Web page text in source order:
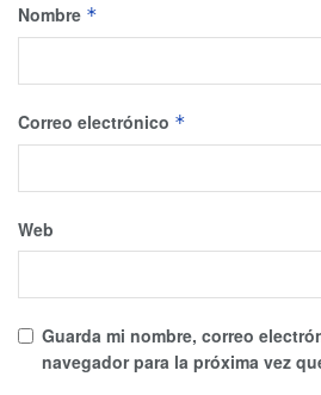
Nombre *
Correo electrónico *
Web
Guarda mi nombre, correo
navegador para la próxima vez